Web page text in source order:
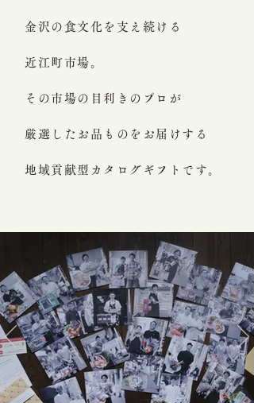
金沢の食文化を支え続ける
近江町市場。
その市場の目利きのプロが
厳選したお品ものをお届けする
地域貢献型カタログギフトです。